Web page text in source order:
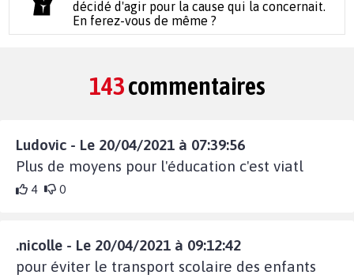
décidé d'agir pour la cause qui la concernait.
En ferez-vous de même ?
143commentaires
Ludovic - Le 20/04/2021 à 07:39:56
Plus de moyens pour l'éducation c'est viatl
4 0
.nicolle - Le 20/04/2021 à 09:12:42
pour éviter le transport scolaire des enfants